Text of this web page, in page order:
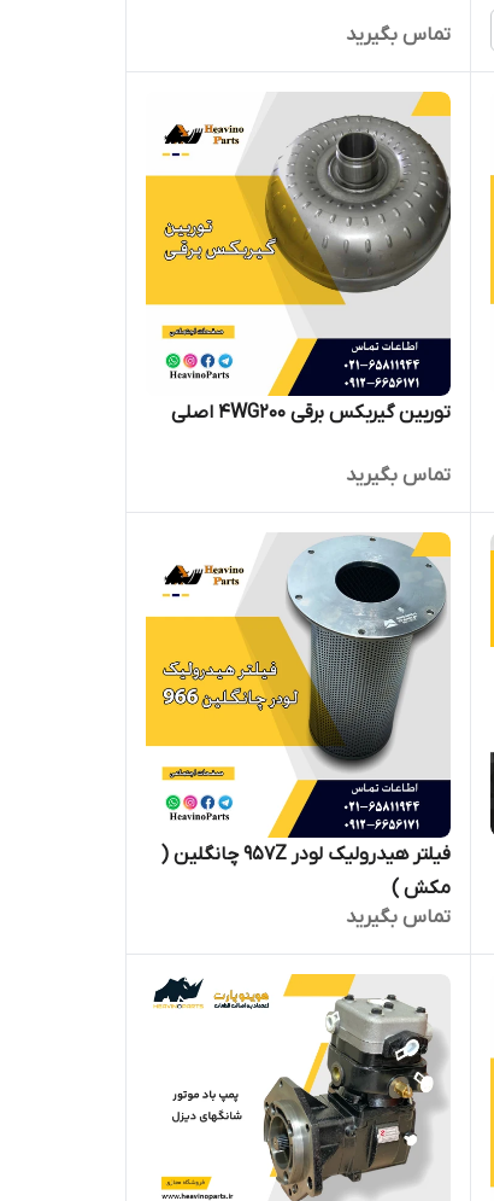
تماس بگیرید
توربین گیربکس برقی 4WG200 اصلی
تماس بگیرید
فیلتر هیدرولیک لودر 957Z چانگلین (
مکش )
تماس بگیرید